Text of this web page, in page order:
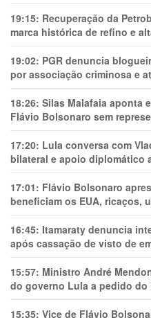
19:15: Recuperação da
marca histórica de refino e
19:02: PGR denuncia
por associação criminosa e
18:26: Silas Malafaia aponta
Flávio Bolsonaro sem
17:20: Lula conversa com
bilateral e apoio diplomático
17:01: Flávio Bolsonaro
beneficiam os EUA, ricaços,
16:45: Itamaraty denuncia
após cassação de visto de
15:57: Ministro André
do governo Lula a pedido do
15:35: Vice de Flávio